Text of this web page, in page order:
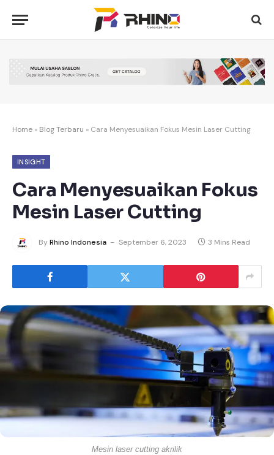
Home » Blog Terbaru » Cara Menyesuaikan Fokus Mesin Laser Cutting
INSIGHT
Cara Menyesuaikan Fokus
Mesin Laser Cutting
ByRhino Indonesia September 6, 2023 3 Mins Read
Mesin laser cutting akrilik